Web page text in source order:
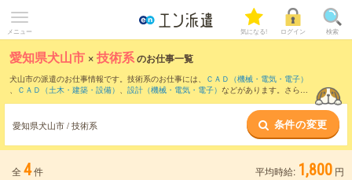
メニュー 気になる! ログイン 検索
愛知県犬山市 ×技術系のお仕事一覧
犬山市の派遣のお仕事情報です。技術系のお仕事には、
ＣＡＤ（機械・電気・電子）
、
ＣＡＤ（土木・建築・設備） 、 設計（機械・電気・電子） などがあります。さら
愛知県犬山市 / 技術系 条件の変更
全 4件 平均時給: 1,800 円